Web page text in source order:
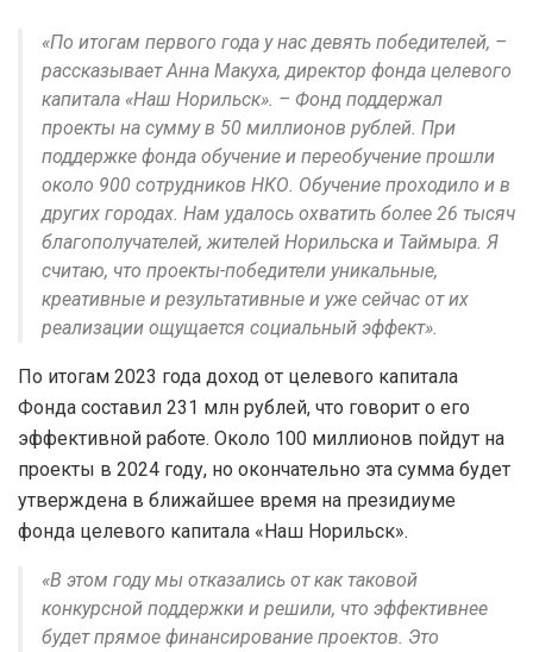
«По итогам первого года у нас девять победителей, –
рассказывает Анна Макуха, директор фонда целевого
капитала «Наш Норильск». – Фонд поддержал
проекты на сумму в 50 миллионов рублей. При
поддержке фонда обучение и переобучение прошли
около 900 сотрудников НКО. Обучение проходило и в
других городах. Нам удалось охватить более 26 тысяч
благополучателей, жителей Норильска и Таймыра. Я
считаю, что проекты-победители уникальные,
креативные и результативные и уже сейчас от их
реализации ощущается социальный эффект».
По итогам 2023 года доход от целевого капитала
Фонда составил 231 млн рублей, что говорит о его
эффективной работе. Около 100 миллионов пойдут на
проекты в 2024 году, но окончательно эта сумма будет
утверждена в ближайшее время на президиуме
фонда целевого капитала «Наш Норильск».
«В этом году мы отказались от как таковой
конкурсной поддержки и решили, что эффективнее
будет прямое финансирование проектов. Это